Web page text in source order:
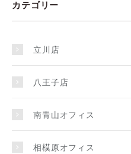
カテゴリー
立川店
八王子店
南青山オフィス
相模原オフィス